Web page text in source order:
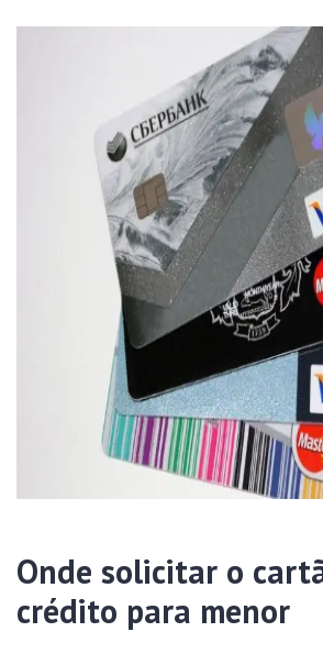
Onde solicitar o
crédito para menor